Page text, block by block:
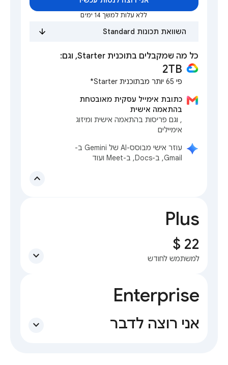
ללא עלות למשך 14 ימים
השוואת תכונות Standard
כל מה שמקבלים בתוכנית Starter, וגם:
2TB
פי 65 יותר מבתוכנית Starter*
כתובת אימייל עסקית מאובטחת
בהתאמה אישית
, וגם פריסות בהתאמה אישית ומיזוג
אימיילים
עוזר אישי מבוסס-AI של Gemini ב-
Gmail, ב-Docs, ב-Meet ועוד
expand_less
Plus
למשתמש לחודש expand_more
Enterprise
אני רוצה לדבר expand_more